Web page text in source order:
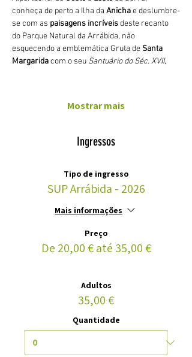
conheça de perto a Ilha da Anicha e deslumbre-
se com as paisagens incríveis deste recanto
do Parque Natural da Arrábida, não
esquecendo a emblemática Gruta de Santa
Margarida com o seu Santuário do Séc. XVII,
Mostrar mais
Ingressos
Tipo de ingresso
SUP Arrábida - 2026
Mais informações
Preço
De 20,00 € até 35,00 €
Adultos
35,00 €
Quantidade